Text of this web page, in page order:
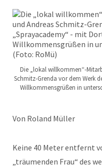
Die „lokal willkommen“-
Schmitz-Grenda vor dem Werk
Willkommensgrüßen in
Von Roland Müller
Keine 40 Meter entfernt
„träumenden Frau“ des